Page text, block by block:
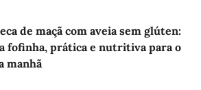
de maçã com aveia sem glúten:
fofinha, prática e nutritiva para o
manhã